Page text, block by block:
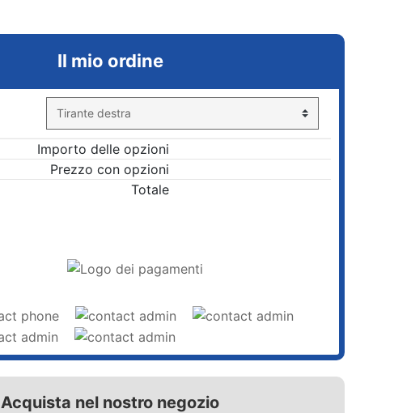
Il mio ordine
Importo delle opzioni
Prezzo con opzioni
Totale
Acquista nel nostro negozio